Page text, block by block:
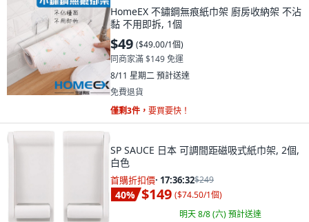
HomeEX 不鏽鋼無痕紙巾架 廚房收納架 不沾
黏 不用即拆, 1個
$49 ($49.00/1個)
同商家滿 $149 免運
8/11 星期二預計送達
免費退貨
僅剩3件， 要買要快！
SP SAUCE 日本 可調間距磁吸式紙巾架, 2個,
白色
首購折扣價· 17:36:31$249
40% $149 ($74.50/1個)
明天 8/8 (六)預計送達